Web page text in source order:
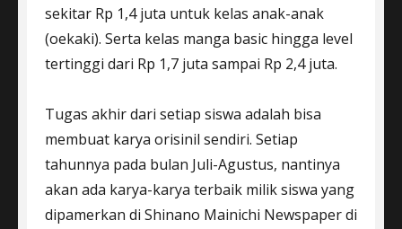
sekitar Rp 1,4 juta untuk kelas anak-anak
(oekaki). Serta kelas manga basic hingga level
tertinggi dari Rp 1,7 juta sampai Rp 2,4 juta.
Tugas akhir dari setiap siswa adalah bisa
membuat karya orisinil sendiri. Setiap
tahunnya pada bulan Juli-Agustus, nantinya
akan ada karya-karya terbaik milik siswa yang
dipamerkan di Shinano Mainichi Newspaper di